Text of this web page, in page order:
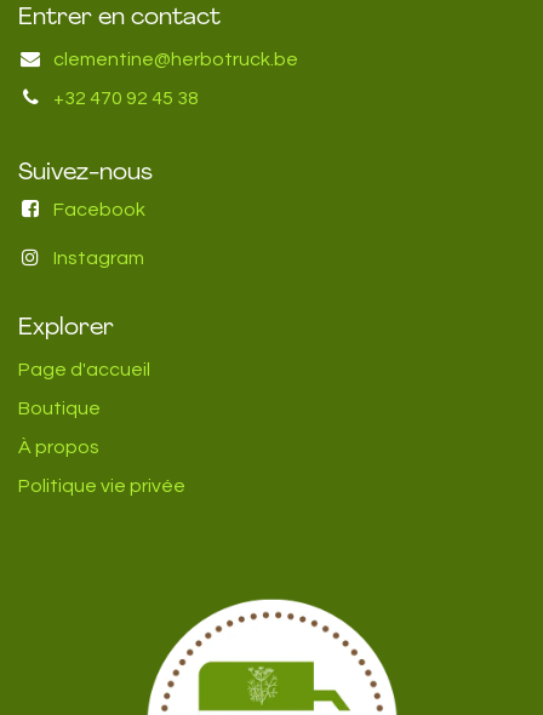
Entrer en contact
clementine@herbotruck.be
+32 470 92 45 38
Suivez-nous
Facebook
Instagram
Explorer
Page d'accueil
Boutique
À propos
Politique vie privée